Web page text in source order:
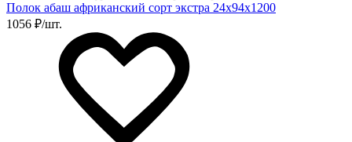
Полок абаш африканский сорт экстра 24х94х1200
1056 ₽/шт.